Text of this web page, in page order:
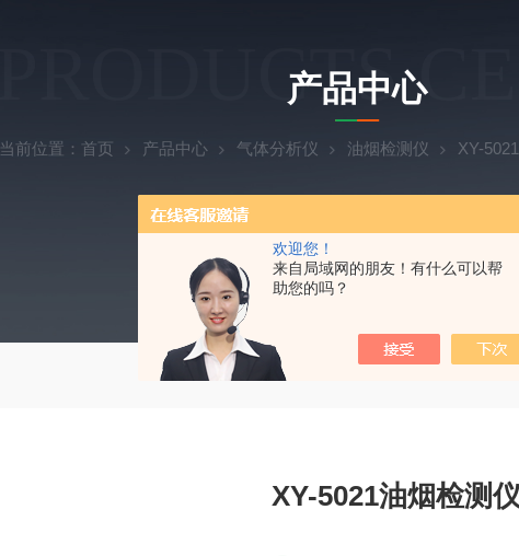
欢迎您！
来自局域网的朋友！有什么可以帮
助您的吗？
PRODUCTS
产品中心
当前位置： 首页 产品中心 气体分析仪 油烟检测仪 XY-
XY-5021油烟检测